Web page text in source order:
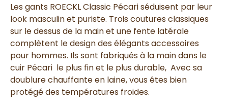
Les gants ROECKL Classic Pécari séduisent par leur
look masculin et puriste. Trois coutures classiques
sur le dessus de la main et une fente latérale
complètent le design des élégants accessoires
pour hommes. Ils sont fabriqués à la main dans le
cuir Pécari le plus fin et le plus durable, Avec sa
doublure chauffante en laine, vous êtes bien
protégé des températures froides.